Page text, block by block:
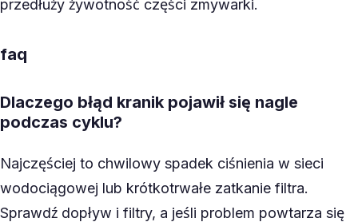
przedłuży żywotność części zmywarki.
faq
Dlaczego błąd kranik pojawił się nagle
podczas cyklu?
Najczęściej to chwilowy spadek ciśnienia w sieci
wodociągowej lub krótkotrwałe zatkanie filtra.
Sprawdź dopływ i filtry, a jeśli problem powtarza się